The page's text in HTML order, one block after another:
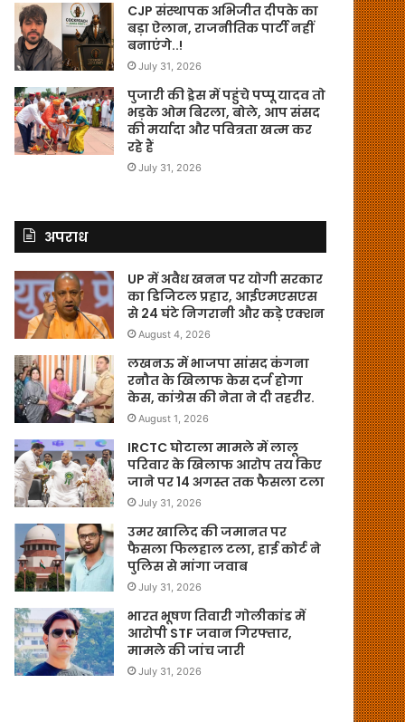
CJP संस्थापक अभिजीत दीपके का
बड़ा ऐलान, राजनीतिक पार्टी नहीं
बनाएंगे..!
July 31, 2026
पुजारी की ड्रेस में पहुंचे पप्पू यादव तो
भड़के ओम बिरला, बोले, आप संसद
की मर्यादा और पवित्रता खत्म कर
रहे हैं
July 31, 2026
अपराध
UP में अवैध खनन पर योगी सरकार
का डिजिटल प्रहार, आईएमएसएस
से 24 घंटे निगरानी और कड़े एक्शन
August 4, 2026
लखनऊ में भाजपा सांसद कंगना
रनौत के खिलाफ केस दर्ज होगा
केस, कांग्रेस की नेता ने दी तहरीर.
August 1, 2026
IRCTC घोटाला मामले में लालू
परिवार के खिलाफ आरोप तय किए
जाने पर 14 अगस्त तक फैसला टला
July 31, 2026
उमर खालिद की जमानत पर
फैसला फिलहाल टला, हाई कोर्ट ने
पुलिस से मांगा जवाब
July 31, 2026
भारत भूषण तिवारी गोलीकांड में
आरोपी STF जवान गिरफ्तार,
मामले की जांच जारी
July 31, 2026